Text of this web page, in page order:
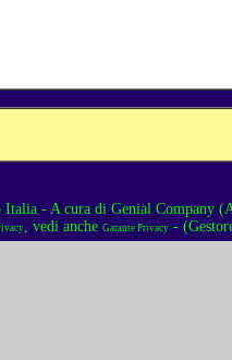
Italia- A cura di Genial Company
, vedi anche Garante Privacy -